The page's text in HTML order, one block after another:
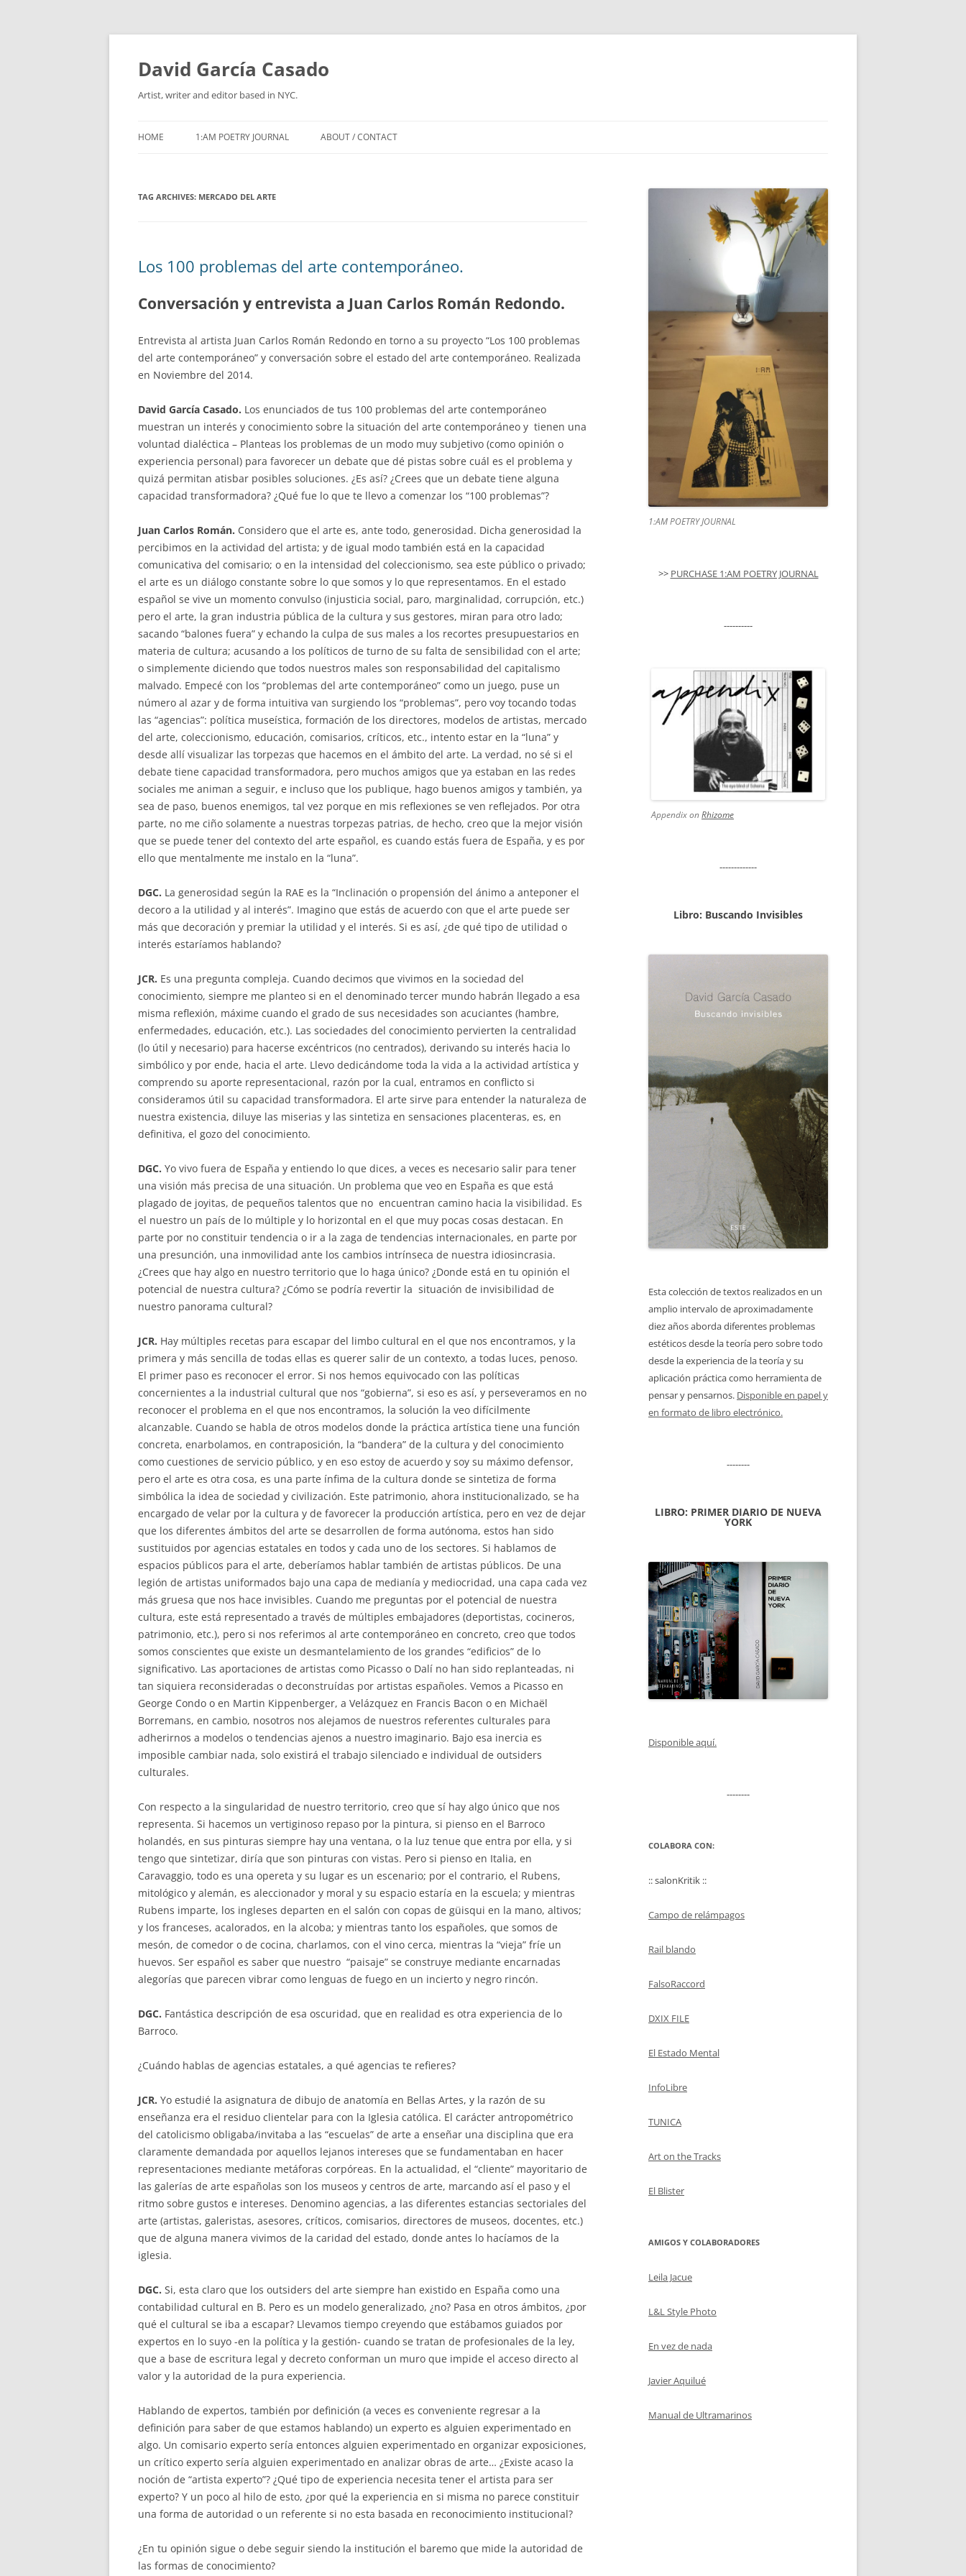
David García Casado
Artist, writer and editor based in NYC.
HOME 1:AM POETRY JOURNAL ABOUT / CONTACT
TAG ARCHIVES: MERCADO DEL ARTE
Los 100 problemas del arte contemporáneo.
Conversación y entrevista a Juan Carlos Román Redondo.
Entrevista al artista Juan Carlos Román Redondo en torno a su proyecto “Los 100 problemas
del arte contemporáneo” y conversación sobre el estado del arte contemporáneo. Realizada
en Noviembre del 2014.
David García Casado. Los enunciados de tus 100 problemas del arte contemporáneo
muestran un interés y conocimiento sobre la situación del arte contemporáneo y tienen una
voluntad dialéctica – Planteas los problemas de un modo muy subjetivo (como opinión o
experiencia personal) para favorecer un debate que dé pistas sobre cuál es el problema y
quizá permitan atisbar posibles soluciones. ¿Es así? ¿Crees que un debate tiene alguna
capacidad transformadora? ¿Qué fue lo que te llevo a comenzar los “100 problemas”?
Juan Carlos Román. Considero que el arte es, ante todo, generosidad. Dicha generosidad la
percibimos en la actividad del artista; y de igual modo también está en la capacidad
comunicativa del comisario; o en la intensidad del coleccionismo, sea este público o privado;
el arte es un diálogo constante sobre lo que somos y lo que representamos. En el estado
español se vive un momento convulso (injusticia social, paro, marginalidad, corrupción, etc.)
pero el arte, la gran industria pública de la cultura y sus gestores, miran para otro lado;
sacando “balones fuera” y echando la culpa de sus males a los recortes presupuestarios en
materia de cultura; acusando a los políticos de turno de su falta de sensibilidad con el arte;
o simplemente diciendo que todos nuestros males son responsabilidad del capitalismo
malvado. Empecé con los “problemas del arte contemporáneo” como un juego, puse un
número al azar y de forma intuitiva van surgiendo los “problemas”, pero voy tocando todas
las “agencias”: política museística, formación de los directores, modelos de artistas, mercado
del arte, coleccionismo, educación, comisarios, críticos, etc., intento estar en la “luna” y
desde allí visualizar las torpezas que hacemos en el ámbito del arte. La verdad, no sé si el
debate tiene capacidad transformadora, pero muchos amigos que ya estaban en las redes
sociales me animan a seguir, e incluso que los publique, hago buenos amigos y también, ya
sea de paso, buenos enemigos, tal vez porque en mis reflexiones se ven reflejados. Por otra
parte, no me ciño solamente a nuestras torpezas patrias, de hecho, creo que la mejor visión
que se puede tener del contexto del arte español, es cuando estás fuera de España, y es por
ello que mentalmente me instalo en la “luna”.
DGC. La generosidad según la RAE es la “Inclinación o propensión del ánimo a anteponer el
decoro a la utilidad y al interés”. Imagino que estás de acuerdo con que el arte puede ser
más que decoración y premiar la utilidad y el interés. Si es así, ¿de qué tipo de utilidad o
interés estaríamos hablando?
JCR. Es una pregunta compleja. Cuando decimos que vivimos en la sociedad del
conocimiento, siempre me planteo si en el denominado tercer mundo habrán llegado a esa
misma reflexión, máxime cuando el grado de sus necesidades son acuciantes (hambre,
enfermedades, educación, etc.). Las sociedades del conocimiento pervierten la centralidad
(lo útil y necesario) para hacerse excéntricos (no centrados), derivando su interés hacia lo
simbólico y por ende, hacia el arte. Llevo dedicándome toda la vida a la actividad artística y
comprendo su aporte representacional, razón por la cual, entramos en conflicto si
consideramos útil su capacidad transformadora. El arte sirve para entender la naturaleza de
nuestra existencia, diluye las miserias y las sintetiza en sensaciones placenteras, es, en
definitiva, el gozo del conocimiento.
DGC. Yo vivo fuera de España y entiendo lo que dices, a veces es necesario salir para tener
una visión más precisa de una situación. Un problema que veo en España es que está
plagado de joyitas, de pequeños talentos que no encuentran camino hacia la visibilidad. Es
el nuestro un país de lo múltiple y lo horizontal en el que muy pocas cosas destacan. En
parte por no constituir tendencia o ir a la zaga de tendencias internacionales, en parte por
una presunción, una inmovilidad ante los cambios intrínseca de nuestra idiosincrasia.
¿Crees que hay algo en nuestro territorio que lo haga único? ¿Donde está en tu opinión el
potencial de nuestra cultura? ¿Cómo se podría revertir la situación de invisibilidad de
nuestro panorama cultural?
JCR. Hay múltiples recetas para escapar del limbo cultural en el que nos encontramos, y la
primera y más sencilla de todas ellas es querer salir de un contexto, a todas luces, penoso.
El primer paso es reconocer el error. Si nos hemos equivocado con las políticas
concernientes a la industrial cultural que nos “gobierna”, si eso es así, y perseveramos en no
reconocer el problema en el que nos encontramos, la solución la veo difícilmente
alcanzable. Cuando se habla de otros modelos donde la práctica artística tiene una función
concreta, enarbolamos, en contraposición, la “bandera” de la cultura y del conocimiento
como cuestiones de servicio público, y en eso estoy de acuerdo y soy su máximo defensor,
pero el arte es otra cosa, es una parte ínfima de la cultura donde se sintetiza de forma
simbólica la idea de sociedad y civilización. Este patrimonio, ahora institucionalizado, se ha
encargado de velar por la cultura y de favorecer la producción artística, pero en vez de dejar
que los diferentes ámbitos del arte se desarrollen de forma autónoma, estos han sido
sustituidos por agencias estatales en todos y cada uno de los sectores. Si hablamos de
espacios públicos para el arte, deberíamos hablar también de artistas públicos. De una
legión de artistas uniformados bajo una capa de medianía y mediocridad, una capa cada vez
más gruesa que nos hace invisibles. Cuando me preguntas por el potencial de nuestra
cultura, este está representado a través de múltiples embajadores (deportistas, cocineros,
patrimonio, etc.), pero si nos referimos al arte contemporáneo en concreto, creo que todos
somos conscientes que existe un desmantelamiento de los grandes “edificios” de lo
significativo. Las aportaciones de artistas como Picasso o Dalí no han sido replanteadas, ni
tan siquiera reconsideradas o deconstruídas por artistas españoles. Vemos a Picasso en
George Condo o en Martin Kippenberger, a Velázquez en Francis Bacon o en Michaël
Borremans, en cambio, nosotros nos alejamos de nuestros referentes culturales para
adherirnos a modelos o tendencias ajenos a nuestro imaginario. Bajo esa inercia es
imposible cambiar nada, solo existirá el trabajo silenciado e individual de outsiders
culturales.
Con respecto a la singularidad de nuestro territorio, creo que sí hay algo único que nos
representa. Si hacemos un vertiginoso repaso por la pintura, si pienso en el Barroco
holandés, en sus pinturas siempre hay una ventana, o la luz tenue que entra por ella, y si
tengo que sintetizar, diría que son pinturas con vistas. Pero si pienso en Italia, en
Caravaggio, todo es una opereta y su lugar es un escenario; por el contrario, el Rubens,
mitológico y alemán, es aleccionador y moral y su espacio estaría en la escuela; y mientras
Rubens imparte, los ingleses departen en el salón con copas de güisqui en la mano, altivos;
y los franceses, acalorados, en la alcoba; y mientras tanto los españoles, que somos de
mesón, de comedor o de cocina, charlamos, con el vino cerca, mientras la “vieja” fríe un
huevos. Ser español es saber que nuestro “paisaje” se construye mediante encarnadas
alegorías que parecen vibrar como lenguas de fuego en un incierto y negro rincón.
DGC. Fantástica descripción de esa oscuridad, que en realidad es otra experiencia de lo
Barroco.
¿Cuándo hablas de agencias estatales, a qué agencias te refieres?
JCR. Yo estudié la asignatura de dibujo de anatomía en Bellas Artes, y la razón de su
enseñanza era el residuo clientelar para con la Iglesia católica. El carácter antropométrico
del catolicismo obligaba/invitaba a las “escuelas” de arte a enseñar una disciplina que era
claramente demandada por aquellos lejanos intereses que se fundamentaban en hacer
representaciones mediante metáforas corpóreas. En la actualidad, el “cliente” mayoritario de
las galerías de arte españolas son los museos y centros de arte, marcando así el paso y el
ritmo sobre gustos e intereses. Denomino agencias, a las diferentes estancias sectoriales del
arte (artistas, galeristas, asesores, críticos, comisarios, directores de museos, docentes, etc.)
que de alguna manera vivimos de la caridad del estado, donde antes lo hacíamos de la
iglesia.
DGC. Si, esta claro que los outsiders del arte siempre han existido en España como una
contabilidad cultural en B. Pero es un modelo generalizado, ¿no? Pasa en otros ámbitos, ¿por
qué el cultural se iba a escapar? Llevamos tiempo creyendo que estábamos guiados por
expertos en lo suyo -en la política y la gestión- cuando se tratan de profesionales de la ley,
que a base de escritura legal y decreto conforman un muro que impide el acceso directo al
valor y la autoridad de la pura experiencia.
Hablando de expertos, también por definición (a veces es conveniente regresar a la
definición para saber de que estamos hablando) un experto es alguien experimentado en
algo. Un comisario experto sería entonces alguien experimentado en organizar exposiciones,
un crítico experto sería alguien experimentado en analizar obras de arte… ¿Existe acaso la
noción de “artista experto”? ¿Qué tipo de experiencia necesita tener el artista para ser
experto? Y un poco al hilo de esto, ¿por qué la experiencia en si misma no parece constituir
una forma de autoridad o un referente si no esta basada en reconocimiento institucional?
¿En tu opinión sigue o debe seguir siendo la institución el baremo que mide la autoridad de
las formas de conocimiento?
1:AM POETRY JOURNAL
>> PURCHASE 1:AM POETRY JOURNAL
----------
Appendix onRhizome
-------------
Libro: Buscando Invisibles
Esta colección de textos realizados en un
amplio intervalo de aproximadamente
diez años aborda diferentes problemas
estéticos desde la teoría pero sobre todo
desde la experiencia de la teoría y su
aplicación práctica como herramienta de
pensar y pensarnos. Disponible en papel y
en formato de libro electrónico.
--------
LIBRO: PRIMER DIARIO DE NUEVA
YORK
Disponible aquí.
--------
COLABORA CON:
:: salonKritik ::
Campo de relámpagos
Rail blando
FalsoRaccord
DXIX FILE
El Estado Mental
InfoLibre
TUNICA
Art on the Tracks
El Blister
AMIGOS Y COLABORADORES
Leila Jacue
L&L Style Photo
En vez de nada
Javier Aquilué
Manual de Ultramarinos